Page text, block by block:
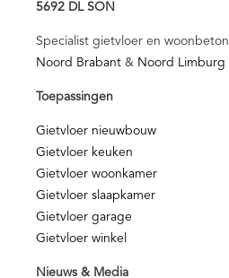
5692 DL SON
Specialist gietvloer en woonbeton
Noord Brabant & Noord Limburg
Toepassingen
Gietvloer nieuwbouw
Gietvloer keuken
Gietvloer woonkamer
Gietvloer slaapkamer
Gietvloer garage
Gietvloer winkel
Nieuws & Media